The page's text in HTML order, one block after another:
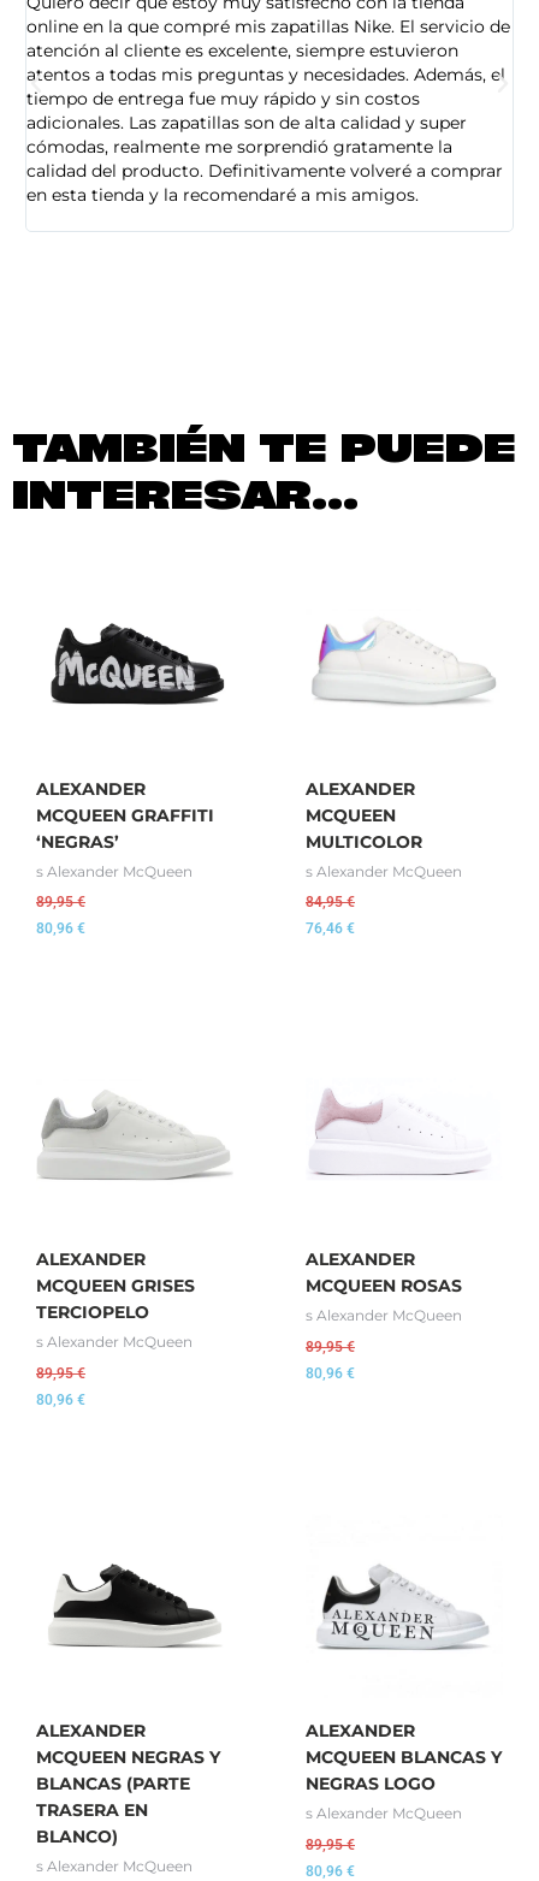
online en la que compré mis zapatillas Nike. El servicio de
atención al cliente es excelente, siempre estuvieron
atentos a todas mis preguntas y necesidades. Además, el
tiempo de entrega fue muy rápido y sin costos
adicionales. Las zapatillas son de alta calidad y super
cómodas, realmente me sorprendió gratamente la
calidad del producto. Definitivamente volveré a comprar
en esta tienda y la recomendaré a mis amigos.
TAMBIÉN TE PUEDE
INTERESAR...
ALEXANDER
MCQUEEN GRAFFITI
‘NEGRAS’
s Alexander McQueen
89,95€
80,96 €
ALEXANDER
MCQUEEN
MULTICOLOR
s Alexander McQueen
84,95€
76,46 €
ALEXANDER
MCQUEEN GRISES
TERCIOPELO
s Alexander McQueen
89,95€
80,96 €
ALEXANDER
MCQUEEN ROSAS
s Alexander McQueen
89,95€
80,96 €
ALEXANDER
MCQUEEN NEGRAS Y
BLANCAS (PARTE
TRASERA EN
BLANCO)
s Alexander McQueen
ALEXANDER
MCQUEEN BLANCAS Y
NEGRAS LOGO
s Alexander McQueen
89,95€
80,96 €